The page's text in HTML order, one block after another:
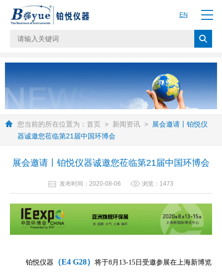
EN
您当前的所在位置为： 首页 > 新闻资讯 > 展会邀请丨铂悦仪
器诚邀您莅临第21届中国环博会
展会邀请丨铂悦仪器诚邀您莅临第21届中国环博会
发布时间：2020-08-06 浏览：1473
铂悦仪器 （E4 G28） 将于8月13-15日受邀参展在上海新博览